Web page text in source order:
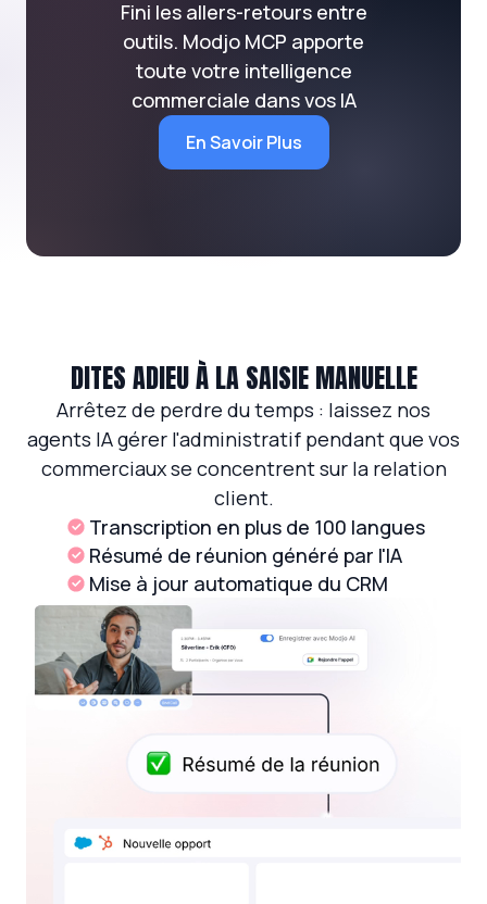
Fini les allers-retours entre
outils. Modjo MCP apporte
toute votre intelligence
commerciale dans vos IA
En Savoir Plus
DITES ADIEU À LA SAISIE MANUELLE
Arrêtez de perdre du temps : laissez nos
agents IA gérer l'administratif pendant que vos
commerciaux se concentrent sur la relation
client.
Transcription en plus de 100 langues
Résumé de réunion généré par l'IA
Mise à jour automatique du CRM